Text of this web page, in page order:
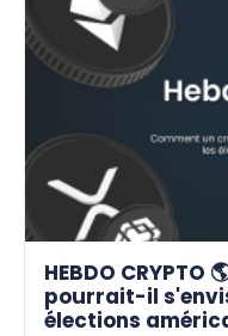
HEBDO
pourrait-il
élections